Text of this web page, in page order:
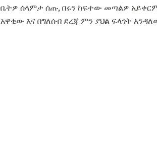
ቤትዎ ሰላምታ ሰጡ, በሩን ከፍተው መጣልዎ
አዋቂው እና በግለሰብ ደረጃ ምን ያህል ፍላጎት